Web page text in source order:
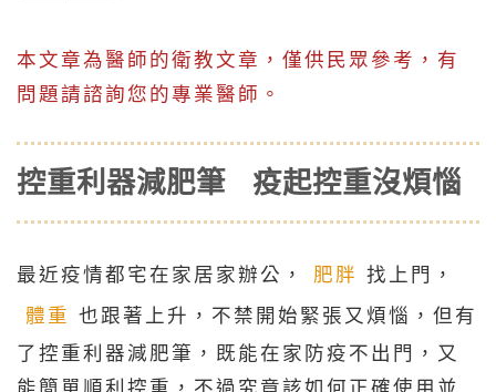
本文章為醫師的衛教文章，僅供民眾參考，有
問題請諮詢您的專業醫師。
控重利器減肥筆 疫起控重沒煩惱
最近疫情都宅在家居家辦公， 肥胖 找上門，
體重 也跟著上升，不禁開始緊張又煩惱，但有
了控重利器減肥筆，既能在家防疫不出門，又
能簡單順利控重，不過究竟該如何正確使用並